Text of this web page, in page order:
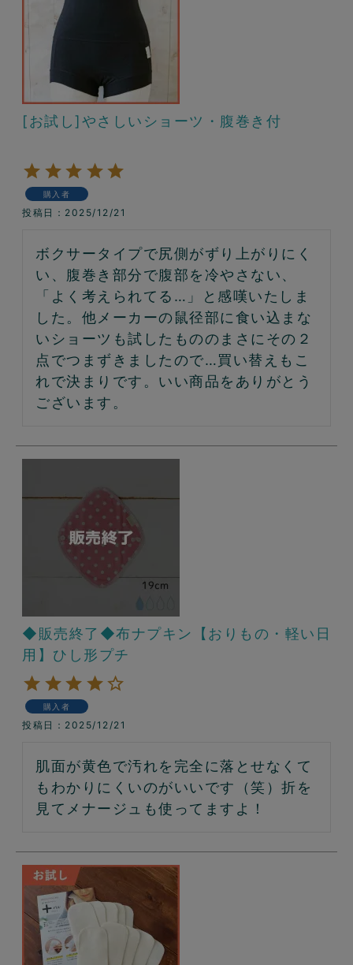
[お試し]やさしいショーツ・腹巻き付
購入者
投稿日 2025/12/21
ボクサータイプで尻側がずり上がりにく
い、腹巻き部分で腹部を冷やさない、
「よく考えられてる…」と感嘆いたしま
した。他メーカーの鼠径部に食い込まな
いショーツも試したもののまさにその２
点でつまずきましたので…買い替えもこ
れで決まりです。いい商品をありがとう
ございます。
◆販売終了◆布ナプキン【おりもの・軽い日
用】ひし形プチ
購入者
投稿日 2025/12/21
肌面が黄色で汚れを完全に落とせなくて
もわかりにくいのがいいです（笑）折を
見てメナージュも使ってますよ！